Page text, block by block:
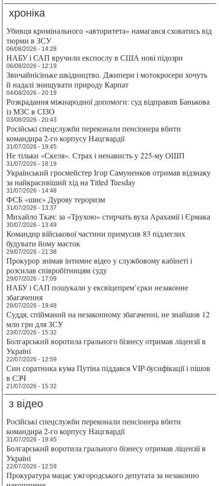
хроніка
Убивця кримінального «авторитета» намагався сховатись від
тюрми в ЗСУ
06/08/2026 - 14:28
НАБУ і САП вручили експослу в США нові підозри
06/08/2026 - 12:19
Звичайнісіньке шкідництво. Джипери і мотокросери хочуть
й надалі знищувати природу Карпат
04/08/2026 - 20:19
Розкрадання міжнародної допомоги: суд відправив Банькова
із МЗС в СІЗО
03/08/2026 - 20:43
Російські спецслужби переконали пенсіонера вбити
командира 2-го корпусу Нацгвардії
31/07/2026 - 19:45
Не тільки «Скеля». Страх і ненависть у 225-му ОШП
31/07/2026 - 18:19
Український гросмейстер Ігор Самуненков отримав відзнаку
за найкрасивіший хід на Titled Tuesday
31/07/2026 - 14:48
ФСБ «шиє» Дурову тероризм
31/07/2026 - 13:37
Михайло Ткач: за «Трухою» стирчать вуха Арахамії і Єрмака
30/07/2026 - 13:49
Командир військової частини примусив 83 підлеглих
будувати йому маєток
29/07/2026 - 21:38
Прокурор знімав інтимне відео у службовому кабінеті і
розсилав співробітницям суду
29/07/2026 - 17:09
НАБУ і САП пошукали у ексвіцепрем’єрки незаконне
збагачення
28/07/2026 - 19:48
Суддя, спійманий на незаконному збагаченні, не знайшов 12
млн грн для ЗСУ
23/07/2026 - 15:32
Болгарський воротила грального бізнесу отримав ліцензії в
Україні
22/07/2026 - 12:59
Син соратника кума Путіна піддався VIP-бусифікації і пішов
в СЗЧ
21/07/2026 - 15:32
з відео
Російські спецслужби переконали пенсіонера вбити
командира 2-го корпусу Нацгвардії
31/07/2026 - 19:45
Болгарський воротила грального бізнесу отримав ліцензії в
Україні
22/07/2026 - 12:59
Прокуратура мацає ужгородського депутата за незаконно